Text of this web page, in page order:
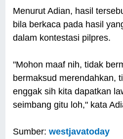
Menurut Adian, hasil
bila berkaca pada hasil
dalam kontestasi pilpres.
"Mohon maaf nih, tidak
bermaksud merendahkan,
enggak sih kita dapatkan
seimbang gitu loh," kata
Sumber:westjavatoday